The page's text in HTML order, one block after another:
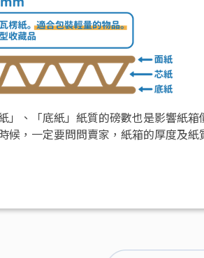
」、「底紙」紙質的磅數也是影響紙
候，一定要問問賣家，紙箱的厚度及紙